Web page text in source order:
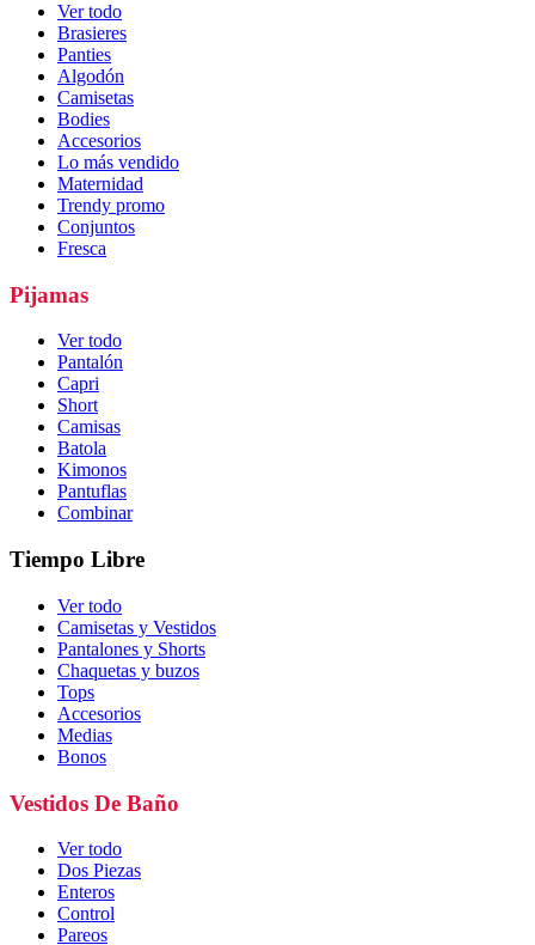
Ver todo
Brasieres
Panties
Algodón
Camisetas
Bodies
Accesorios
Lo más vendido
Maternidad
Trendy promo
Conjuntos
Fresca
Pijamas
Ver todo
Pantalón
Capri
Short
Camisas
Batola
Kimonos
Pantuflas
Combinar
Tiempo Libre
Ver todo
Camisetas y Vestidos
Pantalones y Shorts
Chaquetas y buzos
Tops
Accesorios
Medias
Bonos
Vestidos De Baño
Ver todo
Dos Piezas
Enteros
Control
Pareos